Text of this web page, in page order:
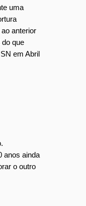
uma
anterior
do que
em Abril
anos ainda
o outro